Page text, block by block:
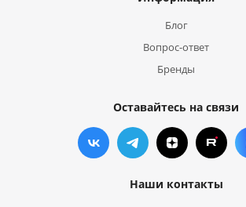
Блог
Вопрос-ответ
Бренды
Оставайтесь на связи
Наши контакты